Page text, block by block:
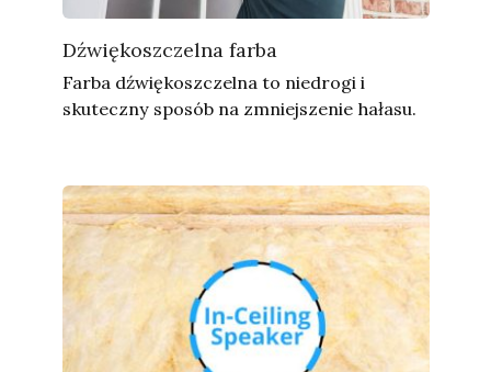
Dźwiękoszczelna farba
Farba dźwiękoszczelna to niedrogi i
skuteczny sposób na zmniejszenie hałasu.